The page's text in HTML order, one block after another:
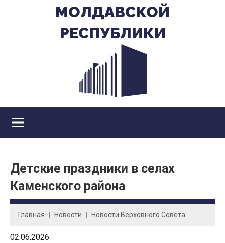
МОЛДАВСКОЙ
РЕСПУБЛИКИ
Детские праздники в селах
Каменского района
Главная Новости Новости Верховного Совета
02.06.2026